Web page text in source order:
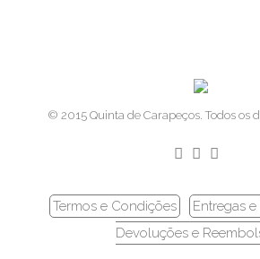
© 2015 Quinta de Carapeços. Todos os
Termos e Condições Entregas e
Devoluções e